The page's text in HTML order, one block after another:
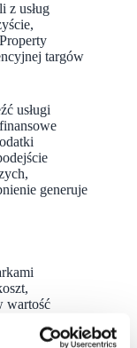
z usług
targów
usługi
generuje
wartość